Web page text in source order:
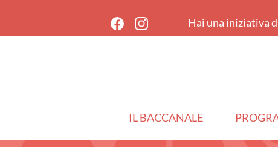
Hai una iniziativa
IL BACCANALE